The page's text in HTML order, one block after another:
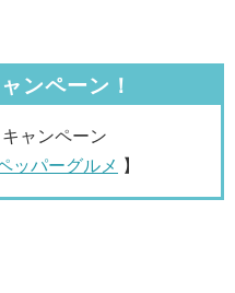
ンペーン！
ャンペーン
ッパーグルメ 】